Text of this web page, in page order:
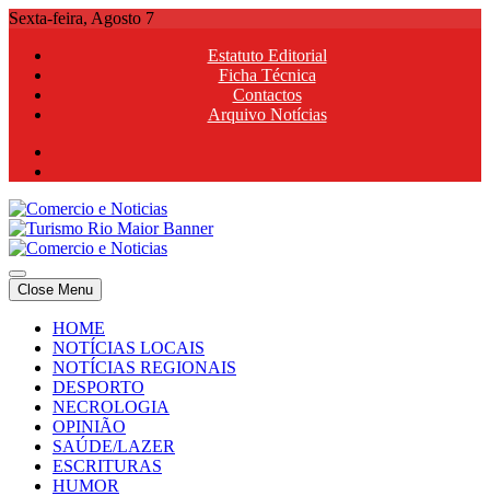
Skip
content
Sexta-feira, Agosto 7
Estatuto Editorial
Ficha Técnica
Contactos
Arquivo Notícias
Comercio e Noticias
Notícias e Publicidade Online
Comercio e Noticias
Notícias e Publicidade Online
Close Menu
HOME
NOTÍCIAS LOCAIS
NOTÍCIAS REGIONAIS
DESPORTO
NECROLOGIA
OPINIÃO
SAÚDE/LAZER
ESCRITURAS
HUMOR